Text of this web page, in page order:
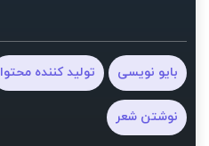
بایو نویسی تولید کننده محتوا
نوشتن شعر